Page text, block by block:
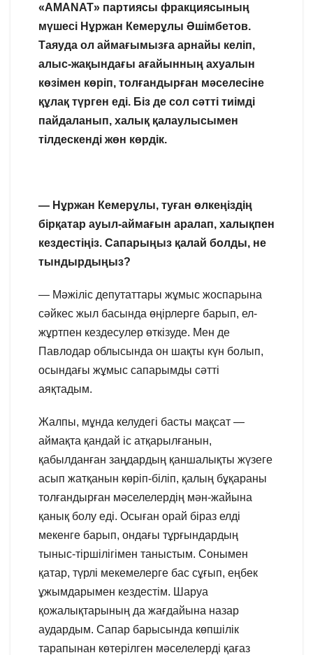
«АМАNАТ» партиясы фракциясының
мүшесі Нұржан Кемерұлы Әшімбетов.
Таяуда ол аймағымызға арнайы келіп,
алыс-жақындағы ағайынның ахуалын
көзімен көріп, толғандырған мәселесіне
құлақ түрген еді. Біз де сол сәтті тиімді
пайдаланып, халық қалаулысымен
тілдескенді жөн көрдік.
— Нұржан Кемерұлы, туған өлкеңіздің
бірқатар ауыл-аймағын аралап, халықпен
кездестіңіз. Сапарыңыз қалай болды, не
тындырдыңыз?
— Мәжіліс депутаттары жұмыс жоспарына
сәйкес жыл басында өңірлерге барып, ел-
жұртпен кездесулер өткізуде. Мен де
Павлодар облысында он шақты күн болып,
осындағы жұмыс сапарымды сәтті
аяқтадым.
Жалпы, мұнда келудегі басты мақсат —
аймақта қандай іс атқарылғанын,
қабылданған заңдардың қаншалықты жүзеге
асып жатқанын көріп-біліп, қалың бұқараны
толғандырған мәселелердің мән-жайына
қанық болу еді. Осыған орай біраз елді
мекенге барып, ондағы тұрғындардың
тыныс-тіршілігімен таныстым. Сонымен
қатар, түрлі мекемелерге бас сұғып, еңбек
ұжымдарымен кездестім. Шаруа
қожалықтарының да жағдайына назар
аудардым. Сапар барысында көпшілік
тарапынан көтерілген мәселелерді қағаз